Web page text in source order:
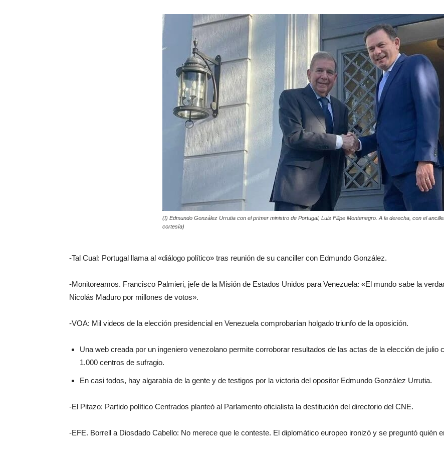
(I) Edmundo González Urrutia con el primer ministro de Portugal, Luis Filipe Montenegro. A la derecha, con el
cortesía)
-Tal Cual: Portugal llama al «diálogo político» tras reunión de su canciller con Edmundo González.
-Monitoreamos. Francisco Palmieri, jefe de la Misión de Estados Unidos para Venezuela: «El mundo sabe la
Nicolás Maduro por millones de votos».
-VOA: Mil videos de la elección presidencial en Venezuela comprobarían holgado triunfo de la oposición.
Una web creada por un ingeniero venezolano permite corroborar resultados de las actas de la elección de
1.000 centros de sufragio.
En casi todos, hay algarabía de la gente y de testigos por la victoria del opositor Edmundo González Urrutia.
-El Pitazo: Partido político Centrados planteó al Parlamento oficialista la destitución del directorio del CNE.
-EFE. Borrell a Diosdado Cabello: No merece que le conteste. El diplomático europeo ironizó y se preguntó quién